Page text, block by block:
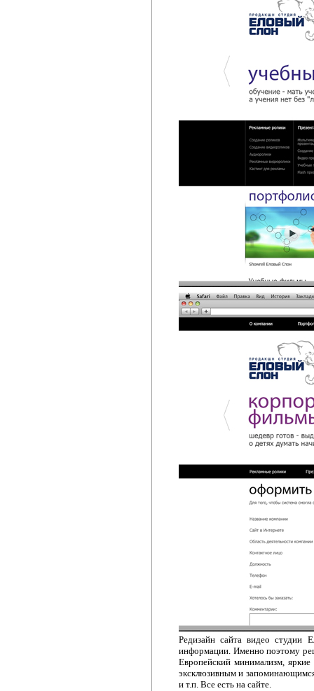
Редизайн сайта видео студии
информации. Именно поэтому
Европейский минимализм,
эксклюзивным и
и т.п. Все есть на сайте.